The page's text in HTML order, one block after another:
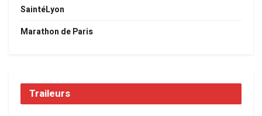
SaintéLyon
Marathon de Paris
Traileurs